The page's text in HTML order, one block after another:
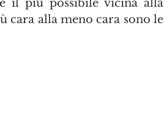
il più possibile vicina alla
cara alla meno cara sono le